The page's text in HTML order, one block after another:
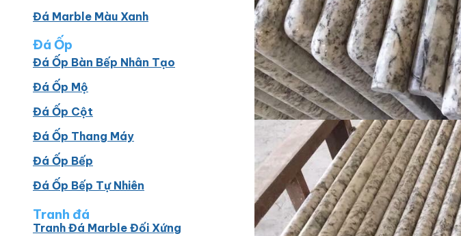
Đá Marble Màu Xanh
Đá Ốp
Đá Ốp Bàn Bếp Nhân Tạo​
Đá Ốp Mộ
Đá Ốp Cột
Đá Ốp Thang Máy
Đá Ốp Bếp
Đá Ốp Bếp Tự Nhiên
Tranh đá
Tranh Đá Marble Đối Xứng